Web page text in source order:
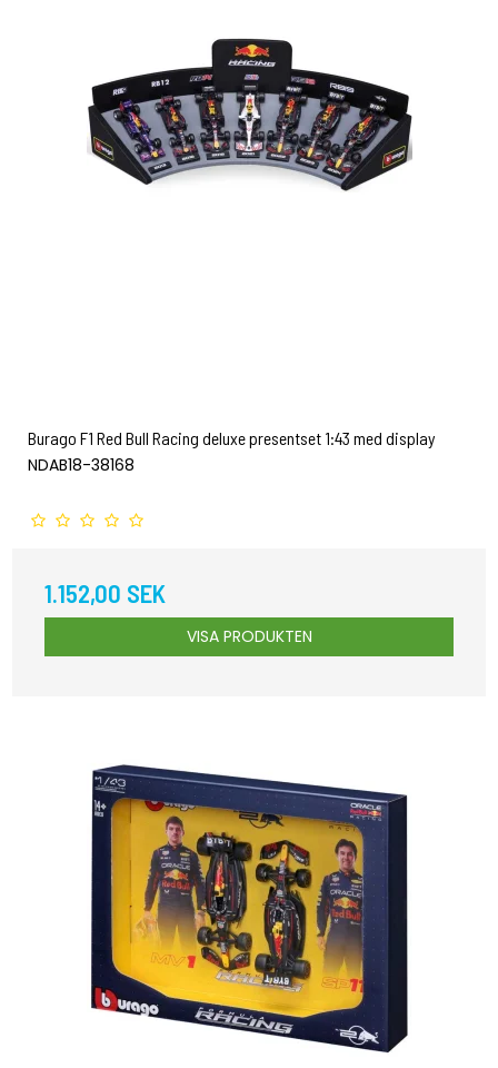
Burago F1 Red Bull Racing deluxe presentset 1:43 med display
NDAB18-38168
1.152,00 SEK
VISA PRODUKTEN